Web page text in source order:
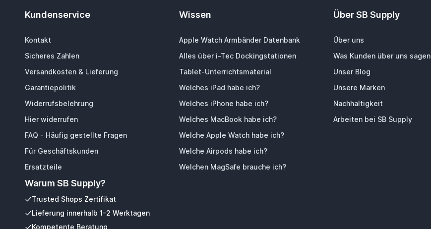
Kundenservice
Kontakt
Sicheres Zahlen
Versandkosten & Lieferung
Garantiepolitik
Widerrufsbelehrung
Hier widerrufen
FAQ - Häufig gestellte Fragen
Für Geschäftskunden
Ersatzteile
Warum SB Supply?
Trusted Shops Zertifikat
Lieferung innerhalb 1-2 Werktagen
Kompetente Beratung
Wissen
Apple Watch Armbänder Datenbank
Alles über i-Tec Dockingstationen
Tablet-Unterrichtsmaterial
Welches iPad habe ich?
Welches iPhone habe ich?
Welches MacBook habe ich?
Welche Apple Watch habe ich?
Welche Airpods habe ich?
Welchen MagSafe brauche ich?
Über SB Supply
Über uns
Was Kunden über uns sagen
Unser Blog
Unsere Marken
Nachhaltigkeit
Arbeiten bei SB Supply